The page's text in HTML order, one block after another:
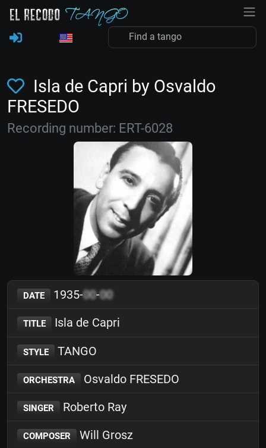
Isla de Capri by Osvaldo
FRESEDO
Recording number: ERT-6028
DATE 1935-00-00
TITLE Isla de Capri
STYLE TANGO
ORCHESTRA Osvaldo FRESEDO
SINGER Roberto Ray
COMPOSER Will Grosz